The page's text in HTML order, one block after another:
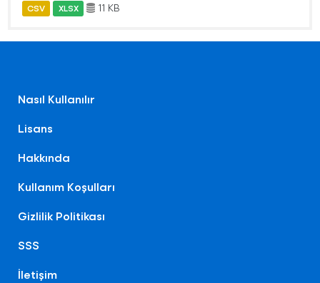
CSV XLSX 11 KB
Nasıl Kullanılır
Lisans
Hakkında
Kullanım Koşulları
Gizlilik Politikası
SSS
İletişim